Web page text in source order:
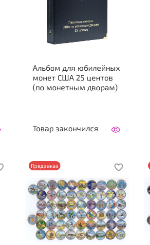
Альбом для юбилейных
монет США 25 центов
(по монетным дворам)
Товар закончился
Предзаказ